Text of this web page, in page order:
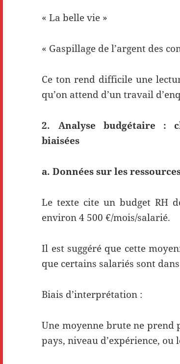
« La belle vie »
« Gaspillage de l’argent des
Ce ton rend difficile une
qu’on attend d’un travail
2. Analyse budgétaire :
biaisées
a. Données sur les
Le texte cite un budget RH
environ 4 500 €/mois/salarié.
Il est suggéré que cette
que certains salariés sont
Biais d’interprétation :
Une moyenne brute ne
pays, niveau d’expérience, ou